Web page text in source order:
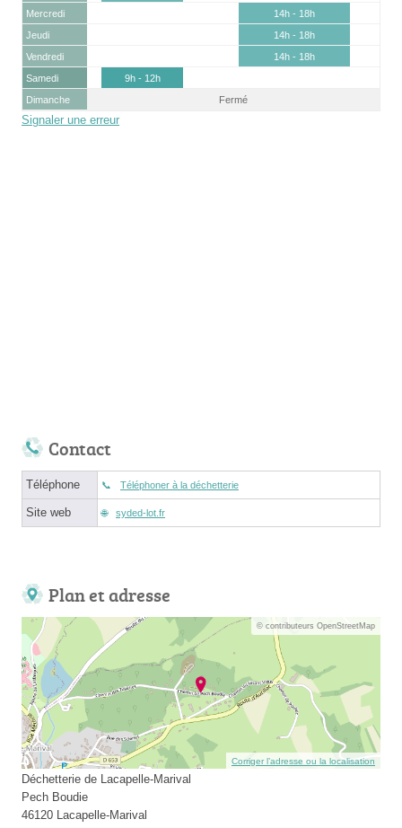
Mercredi
14h - 18h
Jeudi
14h - 18h
Vendredi
14h - 18h
Samedi
9h - 12h
Dimanche
Fermé
Signaler une erreur
Contact
Téléphone Téléphoner à la déchetterie
Site web syded-lot.fr
Plan et adresse
© contributeurs OpenStreetMap
Corriger l’adresse ou la localisation
Déchetterie de Lacapelle-Marival
Pech Boudie
46120 Lacapelle-Marival